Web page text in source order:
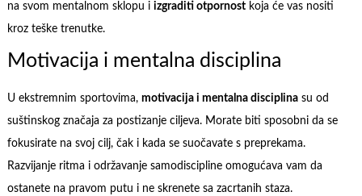
na svom mentalnom sklopu i izgraditi otpornostkoja će vas nositi
kroz teške trenutke.
Motivacija i mentalna disciplina
U ekstremnim sportovima, motivacija i mentalna disciplinasu od
suštinskog značaja za postizanje ciljeva. Morate biti sposobni da se
fokusirate na svoj cilj, čak i kada se suočavate s preprekama.
Razvijanje ritma i održavanje samodiscipline omogućava vam da
ostanete na pravom putu i ne skrenete sa zacrtanih staza.